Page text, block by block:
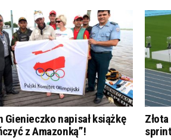
Gienieczko napisał książkę
z Amazonką”!